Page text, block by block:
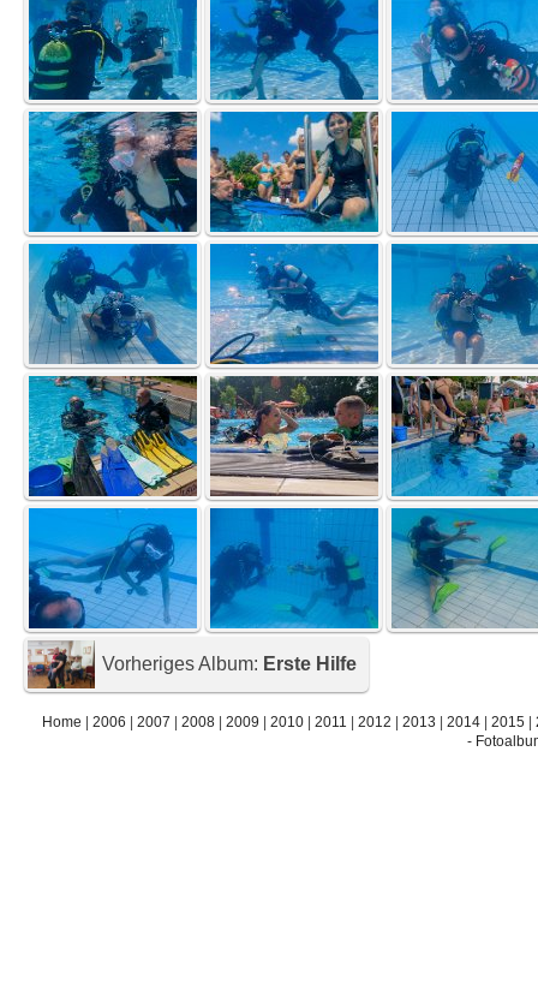
Vorheriges Album: Erste Hilfe
Home |2006 |2007 |2008 |2009 |2010 |2011 |2012 |2013 |2014 |2015 |
-